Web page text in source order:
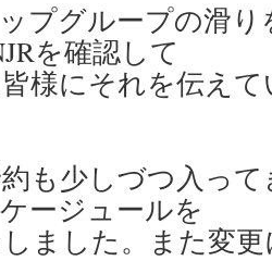
プグループの滑
を確認して
様にそれを伝え
も少しづつ入っ
ージュールを
ました。また変